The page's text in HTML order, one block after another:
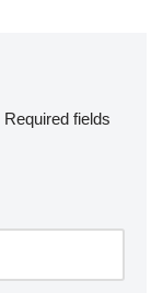
Required fields